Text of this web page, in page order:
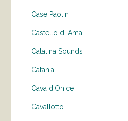
Case Paolin
Castello di Ama
Catalina Sounds
Catania
Cava d'Onice
Cavallotto